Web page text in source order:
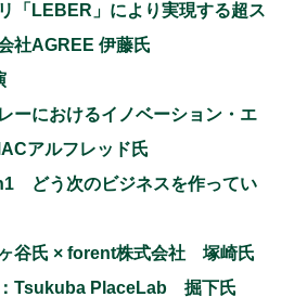
LEBER」により実現する超ス
社AGREE 伊藤氏
におけるイノベーション・エ
アルフレッド氏
どう次のビジネスを作ってい
氏 × forent株式会社 塚崎氏
Tsukuba PlaceLab 掘下氏